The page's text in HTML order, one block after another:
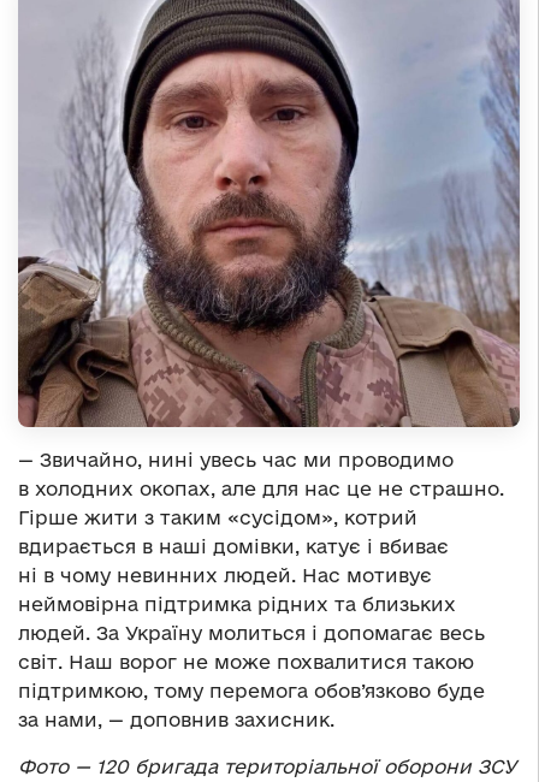
— Звичайно, нині увесь час ми проводимо
в холодних окопах, але для нас це не страшно.
Гірше жити з таким «сусідом», котрий
вдирається в наші домівки, катує і вбиває
ні в чому невинних людей. Нас мотивує
неймовірна підтримка рідних та близьких
людей. За Україну молиться і допомагає весь
світ. Наш ворог не може похвалитися такою
підтримкою, тому перемога обов’язково буде
за нами, — доповнив захисник.
Фото — 120 бригада територіальної оборони ЗСУ